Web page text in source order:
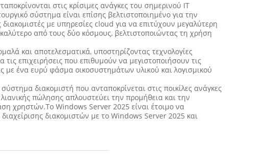
στις κρίσιμες ανάγκες του σημερινού IT
σύστημα είναι επίσης βελτιστοποιημένο για την
με υπηρεσίες cloud για να επιτύχουν μεγαλύτερη
καλύτερο από τους δύο κόσμους, βελτιστοποιώντας τη χρήση
και αποτελεσματικά, υποστηρίζοντας τεχνολογίες
επιχειρήσεις που επιθυμούν να μεγιστοποιήσουν τις
ένα ευρύ φάσμα οικοσυστημάτων υλικού και λογισμικού
διακομιστή που ανταποκρίνεται στις ποικίλες ανάγκες
πώλησης απλουστεύει την προμήθεια και την
χρηστών.Το Windows Server 2025 είναι έτοιμο να
διακομιστών με το Windows Server 2025 και